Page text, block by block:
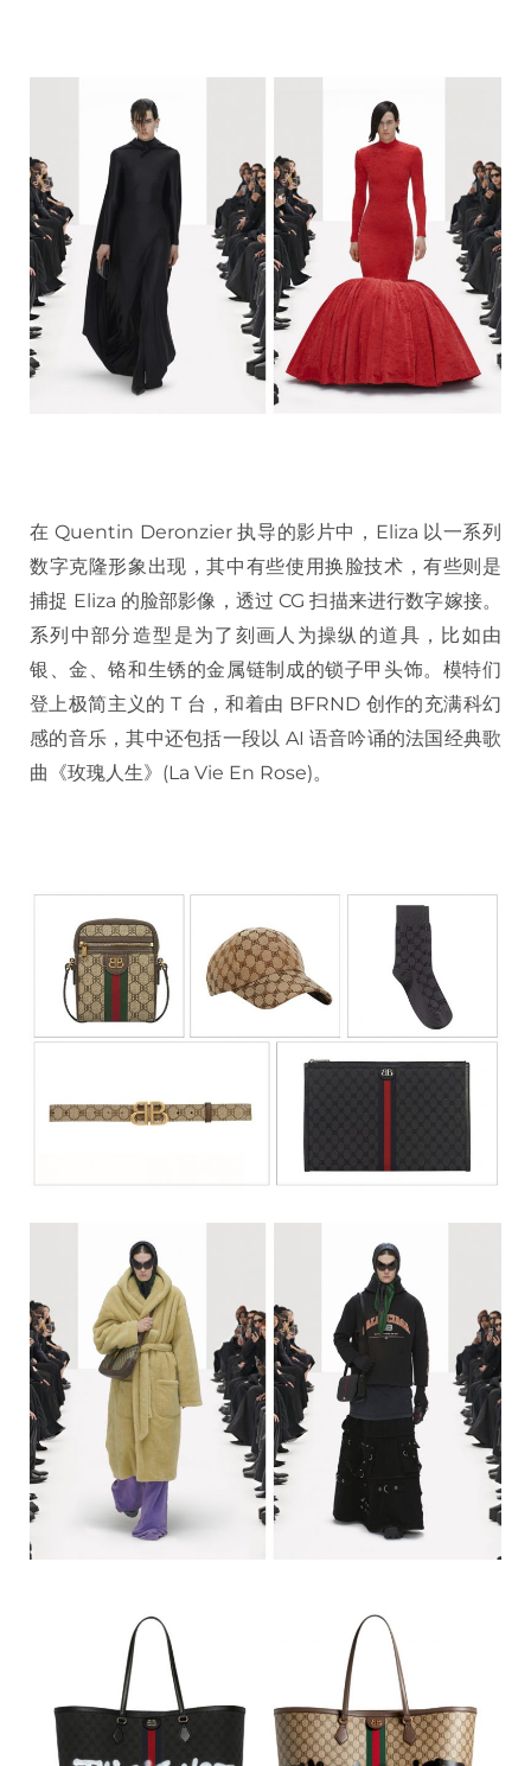
在 Quentin Deronzier 执导的影片中，Eliza 以一系列
数字克隆形象出现，其中有些使用换脸技术，有些则是
捕捉 Eliza 的脸部影像，透过 CG 扫描来进行数字嫁接。
系列中部分造型是为了刻画人为操纵的道具，比如由
银、金、铬和生锈的金属链制成的锁子甲头饰。模特们
登上极简主义的 T 台，和着由 BFRND 创作的充满科幻
感的音乐，其中还包括一段以 AI 语音吟诵的法国经典歌
曲《玫瑰人生》(La Vie En Rose)。